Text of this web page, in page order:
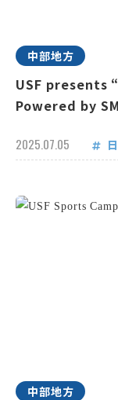
中部地方
USF presents “
Powered by
2025.07.05
中部地方